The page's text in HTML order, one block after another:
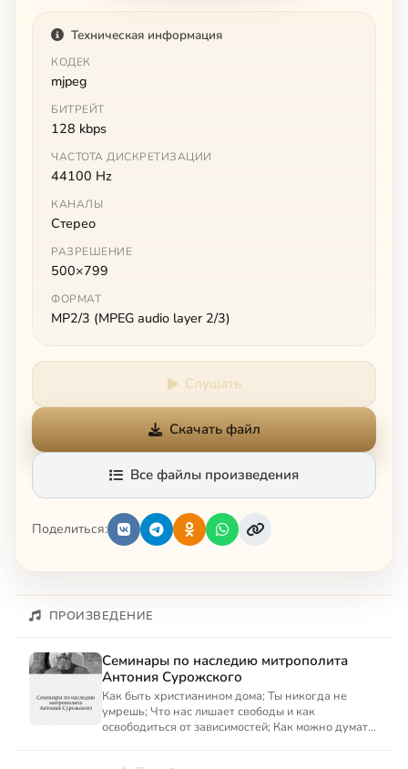
Техническая информация
КОДЕК
mjpeg
БИТРЕЙТ
128 kbps
ЧАСТОТА ДИСКРЕТИЗАЦИИ
44100 Hz
КАНАЛЫ
Стерео
РАЗРЕШЕНИЕ
500×799
ФОРМАТ
MP2/3 (MPEG audio layer 2/3)
Слушать
Скачать файл
Все файлы произведения
Поделиться:
ПРОИЗВЕДЕНИЕ
Семинары по наследию митрополита
Антония Сурожского
Как быть христианином дома; Ты никогда не
умрешь; Что нас лишает свободы и как
освободиться от зависимостей; Как можно думать